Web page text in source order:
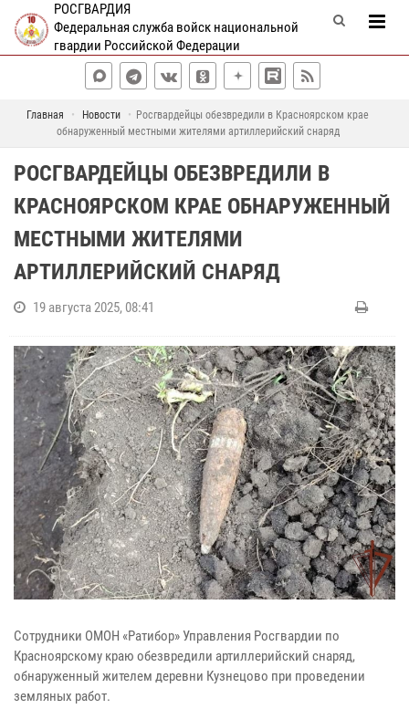
РОСГВАРДИЯ
Федеральная служба войск национальной
гвардии Российской Федерации
Главная Новости
Росгвардейцы обезвредили в Красноярском крае
обнаруженный местными жителями артиллерийский снаряд
РОСГВАРДЕЙЦЫ ОБЕЗВРЕДИЛИ В
КРАСНОЯРСКОМ КРАЕ ОБНАРУЖЕННЫЙ
МЕСТНЫМИ ЖИТЕЛЯМИ
АРТИЛЛЕРИЙСКИЙ СНАРЯД
19 августа 2025, 08:41
Сотрудники ОМОН «Ратибор» Управления Росгвардии по
Красноярскому краю обезвредили артиллерийский снаряд,
обнаруженный жителем деревни Кузнецово при проведении
земляных работ.